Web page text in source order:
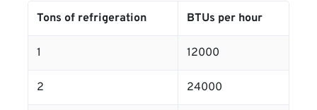
Tons of refrigeration BTUs per hour
1 12000
2 24000